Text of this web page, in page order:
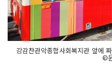
강감찬관악종합사회복지관 앞에
©